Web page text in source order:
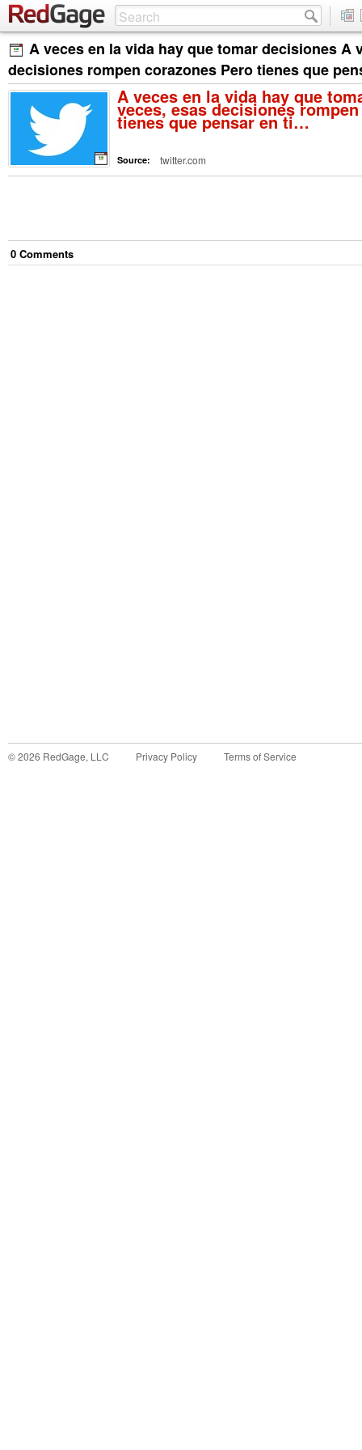
A veces en la vida hay que tomar decisiones A
decisiones rompen corazones Pero tienes que
A veces en la vida hay que
veces, esas decisiones
tienes que pensar en ti…
Source: twitter.com
0 Comments
©2026 RedGage, LLC Privacy Policy Terms of Service